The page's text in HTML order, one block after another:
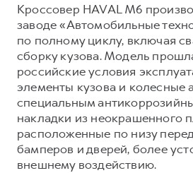
Кроссовер HAVAL M6
заводе «Автомобильные
по полному циклу, включая
сборку кузова. Модель
российские условия
элементы кузова и колесные
специальным
накладки из неокрашенного
расположенные по низу
бамперов и дверей, более
внешнему воздействию.